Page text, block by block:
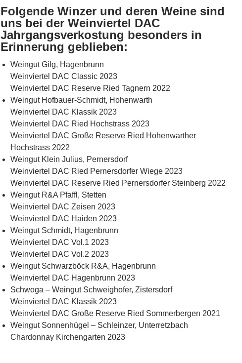
Folgende Winzer und deren Weine sind
uns bei der Weinviertel DAC
Jahrgangsverkostung besonders in
Erinnerung geblieben:
Weingut Gilg, Hagenbrunn
Weinviertel DAC Classic 2023
Weinviertel DAC Reserve Ried Tagnern 2022
Weingut Hofbauer-Schmidt, Hohenwarth
Weinviertel DAC Klassik 2023
Weinviertel DAC Ried Hochstrass 2023
Weinviertel DAC Große Reserve Ried Hohenwarther
Hochstrass 2022
Weingut Klein Julius, Pernersdorf
Weinviertel DAC Ried Pernersdorfer Wiege 2023
Weinviertel DAC Reserve Ried Pernersdorfer Steinberg 2022
Weingut R&A Pfaffl, Stetten
Weinviertel DAC Zeisen 2023
Weinviertel DAC Haiden 2023
Weingut Schmidt, Hagenbrunn
Weinviertel DAC Vol.1 2023
Weinviertel DAC Vol.2 2023
Weingut Schwarzböck R&A, Hagenbrunn
Weinviertel DAC Hagenbrunn 2023
Schwoga – Weingut Schweighofer, Zistersdorf
Weinviertel DAC Klassik 2023
Weinviertel DAC Große Reserve Ried Sommerbergen 2021
Weingut Sonnenhügel – Schleinzer, Unterretzbach
Chardonnay Kirchengarten 2023